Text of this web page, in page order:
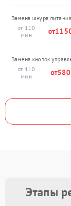
Замена шнура питания
110
Замена кнопок
110
580
Этапы